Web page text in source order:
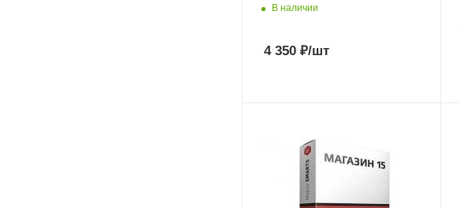
В наличии
4 350 ₽/шт